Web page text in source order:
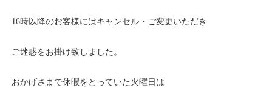
16時以降のお客様にはキャンセル・ご変更いただき
ご迷惑をお掛け致しました。
おかげさまで休暇をとっていた火曜日は